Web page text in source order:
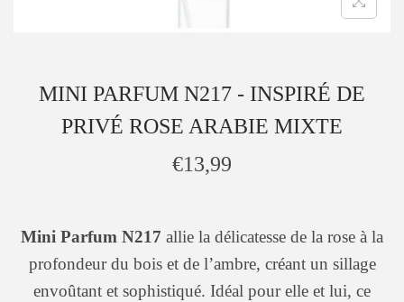
MINI PARFUM N217 - INSPIRÉ DE
PRIVÉ ROSE ARABIE MIXTE
€13,99
Mini Parfum N217 allie la délicatesse de la rose à la
profondeur du bois et de l’ambre, créant un sillage
envoûtant et sophistiqué. Idéal pour elle et lui, ce